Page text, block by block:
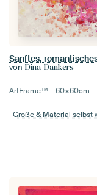
von Dina Dankers
ArtFrame™ –60×60cm
Größe & Material selbst